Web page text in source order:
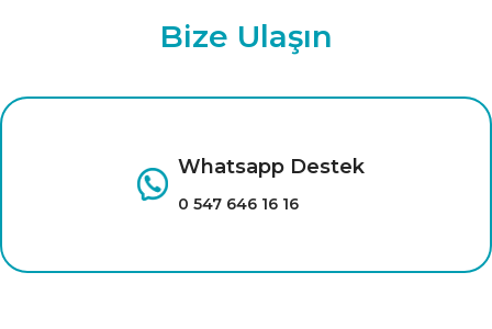
Bize Ulaşın
Whatsapp Destek
0 547 646 16 16